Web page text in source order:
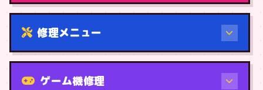
修理メニュー
機種から
ゲーム機修理